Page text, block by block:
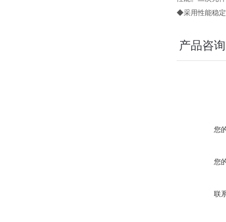
◆采用性能稳定
产品咨询
您
您
联